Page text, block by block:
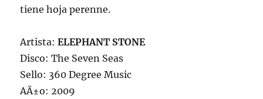
tiene hoja perenne.
Artista:ELEPHANT STONE
Disco: The Seven Seas
Sello: 360 Degree Music
AÃ±o: 2009